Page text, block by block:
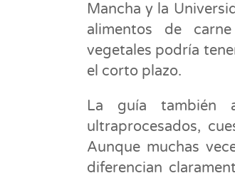
Mancha y la
alimentos de
vegetales podría
el corto plazo.
La guía también
ultraprocesados,
Aunque muchas
diferencian